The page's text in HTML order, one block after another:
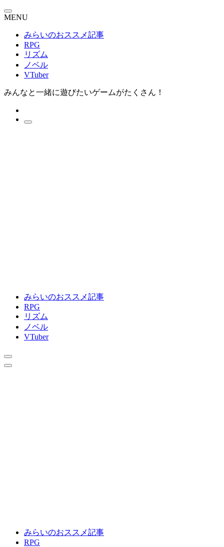
MENU
みらいのおススメ記事
RPG
リズム
ノベル
VTuber
みんなと一緒に遊びたいゲームがたくさん！
みらいのおススメ記事
RPG
リズム
ノベル
VTuber
みらいのおススメ記事
RPG